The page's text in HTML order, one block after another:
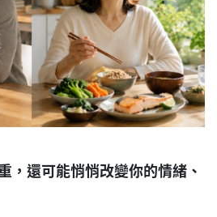
，還可能悄悄改變你的情緒、